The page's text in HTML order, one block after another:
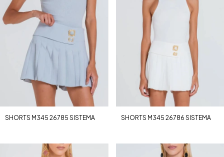
SHORTS M345 26785 SISTEMA SHORTS M345 26786 SISTEMA